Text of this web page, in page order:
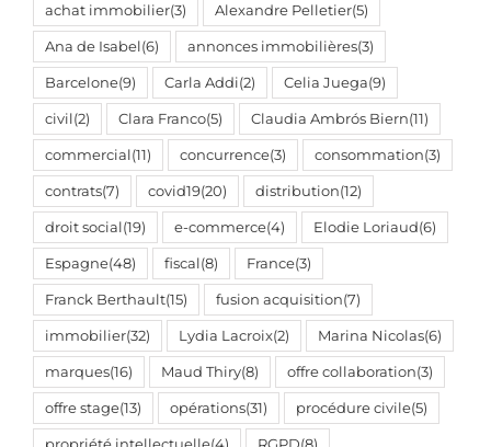
achat immobilier(3) Alexandre Pelletier(5)
Ana de Isabel(6) annonces immobilières(3)
Barcelone(9) Carla Addi(2) Celia Juega(9)
civil(2) Clara Franco(5) Claudia Ambrós Biern(11)
commercial(11) concurrence(3) consommation(3)
contrats(7) covid19(20) distribution(12)
droit social(19) e-commerce(4) Elodie Loriaud(6)
Espagne(48) fiscal(8) France(3)
Franck Berthault(15) fusion acquisition(7)
immobilier(32) Lydia Lacroix(2) Marina Nicolas(6)
marques(16) Maud Thiry(8) offre collaboration(3)
offre stage(13) opérations(31) procédure civile(5)